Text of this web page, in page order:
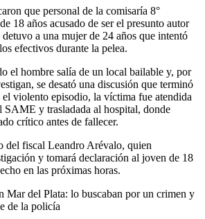
que personal de la comisaría 8°
18 años acusado de ser el presunto autor
detuvo a una mujer de 24 años que intentó
efectivos durante la pelea.
el hombre salía de un local bailable y, por
se desató una discusión que terminó
el violento episodio, la víctima fue atendida
SAME y trasladada al hospital, donde
crítico antes de fallecer.
del fiscal Leandro Arévalo, quien
y tomará declaración al joven de 18
en las próximas horas.
Mar del Plata: lo buscaban por un crimen y
de la policía